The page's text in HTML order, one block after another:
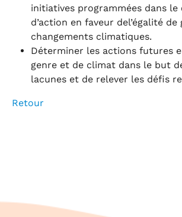
initiatives programmées dans le
d’action en faveur del’égalité
changements climatiques.
Déterminer les actions futures
genre et de climat dans le but
lacunes et de relever les défis
Retour